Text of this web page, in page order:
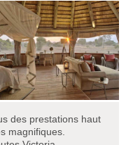
des prestations haut
magnifiques.